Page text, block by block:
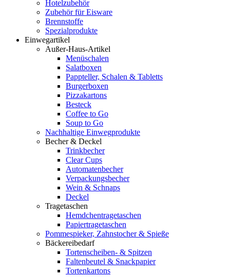
Hotelzubehör
Zubehör für Eisware
Brennstoffe
Spezialprodukte
Einwegartikel
Außer-Haus-Artikel
Menüschalen
Salatboxen
Pappteller, Schalen & Tabletts
Burgerboxen
Pizzakartons
Besteck
Coffee to Go
Soup to Go
Nachhaltige Einwegprodukte
Becher & Deckel
Trinkbecher
Clear Cups
Automatenbecher
Verpackungsbecher
Wein & Schnaps
Deckel
Tragetaschen
Hemdchentragetaschen
Papiertragetaschen
Pommespieker, Zahnstocher & Spieße
Bäckereibedarf
Tortenscheiben- & Spitzen
Faltenbeutel & Snackpapier
Tortenkartons